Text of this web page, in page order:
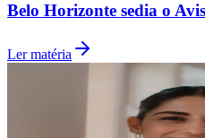
Belo Horizonte sedia o
Ler matéria